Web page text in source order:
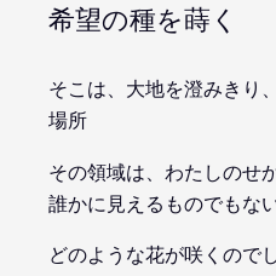
希望の種を蒔く
そこは、大地を澄みきり
場所
その領域は、わたしのせ
誰かに見えるものでもな
どのような花が咲くので